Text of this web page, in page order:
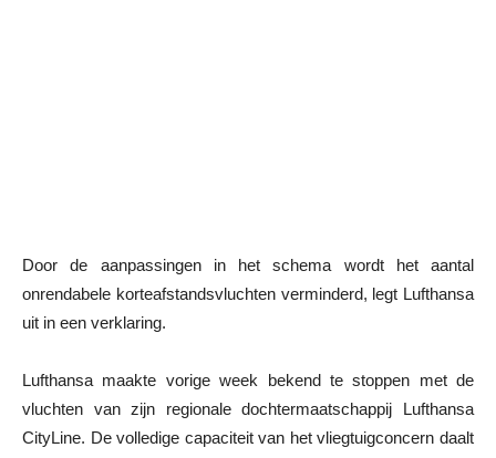
Door de aanpassingen in het schema wordt het aantal
onrendabele korteafstandsvluchten verminderd, legt Lufthansa
uit in een verklaring.
Lufthansa maakte vorige week bekend te stoppen met de
vluchten van zijn regionale dochtermaatschappij Lufthansa
CityLine. De volledige capaciteit van het vliegtuigconcern daalt